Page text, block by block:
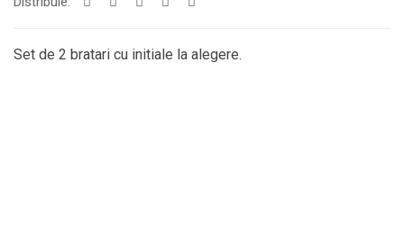
Set de 2 bratari cu initiale la alegere.